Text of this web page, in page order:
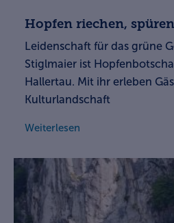
Hopfen riechen,
Leidenschaft für das grüne
Stiglmaier ist
Hallertau. Mit ihr erleben
Kulturlandschaft
Weiterlesen